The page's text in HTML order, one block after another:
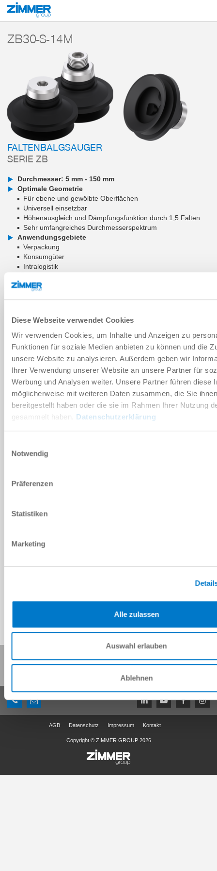
Diese Webseite verwendet Cookies
Wir verwenden Cookies, um Inhalte und Anzeigen zu
Funktionen für soziale Medien anbieten zu können und die
unsere Website zu analysieren. Außerdem geben wir
Ihrer Verwendung unserer Website an unsere Partner für
Werbung und Analysen weiter. Unsere Partner führen diese
möglicherweise mit weiteren Daten zusammen, die Sie ihnen
bereitgestellt haben oder die sie im Rahmen Ihrer Nutzung
gesammelt haben. Datenschutzerklärung
Notwendig
Präferenzen
Statistiken
Marketing
Alle zulassen
Auswahl erlauben
Ablehnen
Start Produkte
ZB30-S-14M
FALTENBALGSAUGER
SERIE ZB
Durchmesser: 5 mm - 150 mm
Optimale Geometrie
Für ebene und gewölbte Oberflächen
Universell einsetzbar
Höhenausgleich und Dämpfungsfunktion durch 1,5 Falten
Sehr umfangreiches Durchmesserspektrum
Anwendungsgebiete
Verpackung
Konsumgüter
Intralogistik
ZUM VERGLEICH HINZUFÜGEN
Technische Daten
Verschleißteil
AGB Datenschutz Impressum Kontakt
Copyright © ZIMMER GROUP 2026